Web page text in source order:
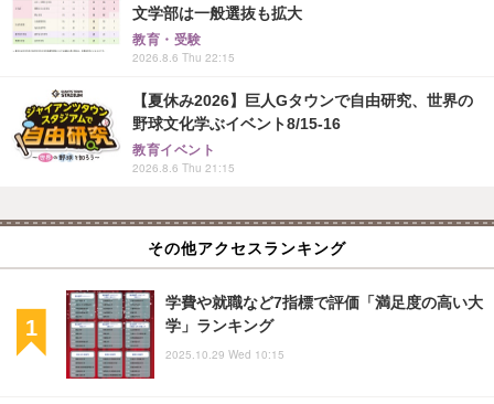
文学部は一般選抜も拡大
教育・受験
2026.8.6 Thu 22:15
【夏休み2026】巨人Gタウンで自由研究、世界の
野球文化学ぶイベント8/15-16
教育イベント
2026.8.6 Thu 21:15
その他アクセスランキング
学費や就職など7指標で評価「満足度の高い大
学」ランキング
2025.10.29 Wed 10:15